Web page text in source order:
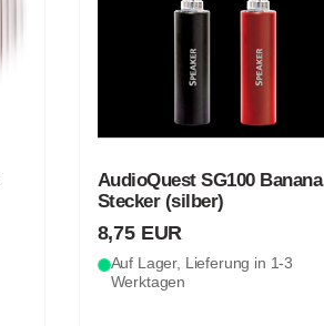
AudioQuest SG100 Banana
Stecker (silber)
8,75 EUR
Auf Lager, Lieferung in 1-3
Werktagen